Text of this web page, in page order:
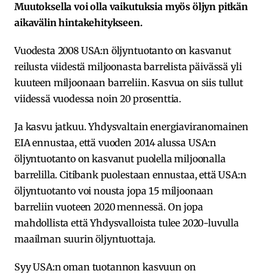
Muutoksella voi olla vaikutuksia myös öljyn pitkän
aikavälin hintakehitykseen.
Vuodesta 2008 USA:n öljyntuotanto on kasvanut
reilusta viidestä miljoonasta barrelista päivässä yli
kuuteen miljoonaan barreliin. Kasvua on siis tullut
viidessä vuodessa noin 20 prosenttia.
Ja kasvu jatkuu. Yhdysvaltain energiaviranomainen
EIA ennustaa, että vuoden 2014 alussa USA:n
öljyntuotanto on kasvanut puolella miljoonalla
barrelilla. Citibank puolestaan ennustaa, että USA:n
öljyntuotanto voi nousta jopa 15 miljoonaan
barreliin vuoteen 2020 mennessä. On jopa
mahdollista että Yhdysvalloista tulee 2020-luvulla
maailman suurin öljyntuottaja.
Syy USA:n oman tuotannon kasvuun on